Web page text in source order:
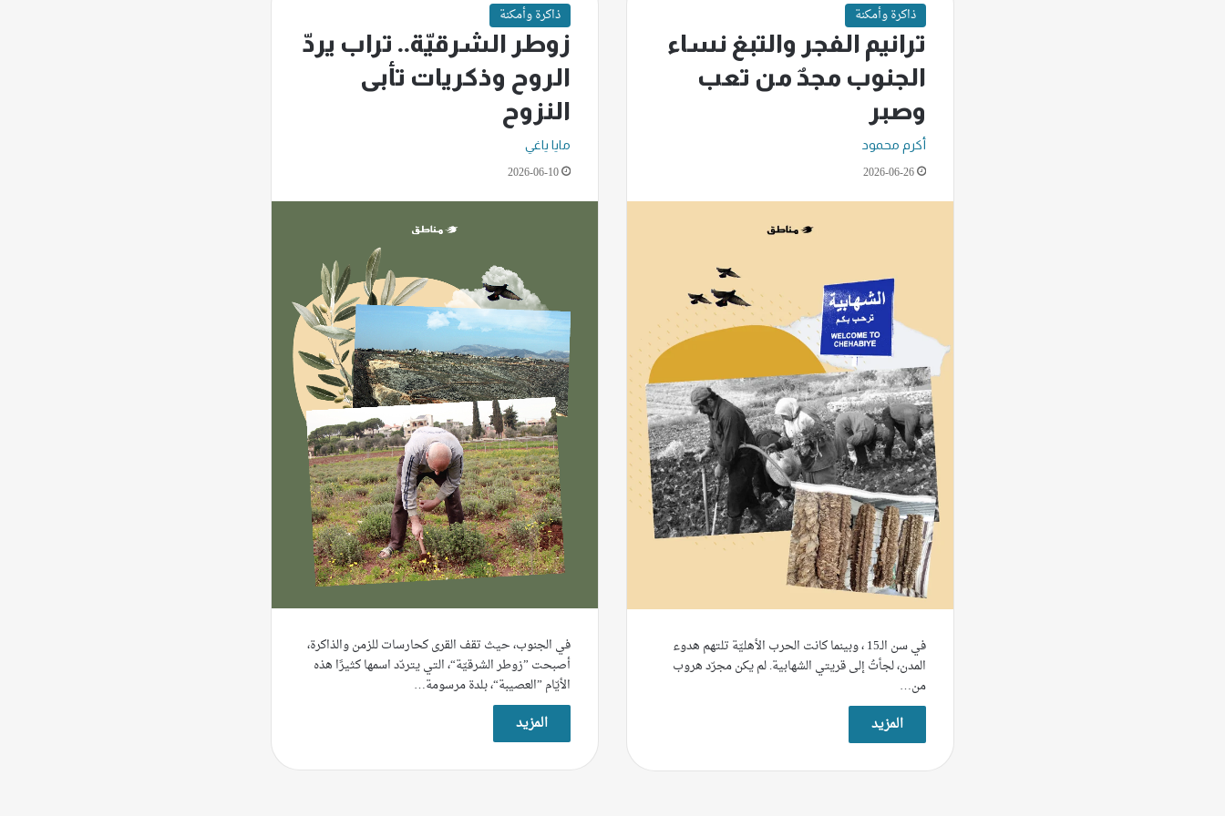
ذاكرة وأمكنة
ترانيم الفجر والتبغ نساء
الجنوب مجدٌ من تعب
وصبر
أكرم محمود
2026-06-26
في سن الـ15 ، وبينما كانت الحرب الأهليّة تلتهم هدوء
المدن، لجأتُ إلى قريتي الشهابية. لم يكن مجرّد هروب
من…
المزيد
ذاكرة وأمكنة
زوطر الشرقيّة.. تراب يردّ
الروح وذكريات تأبى
النزوح
مايا ياغي
2026-06-10
في الجنوب، حيث تقف القرى كحارسات للزمن والذاكرة،
أصبحت ”زوطر الشرقيّة“، التي يتردّد اسمها كثيرًا هذه
الأيّام ”العصيبة“، بلدة مرسومة…
المزيد